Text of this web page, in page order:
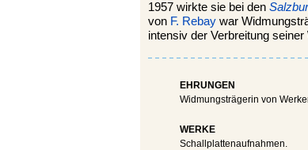
1957 wirkte sie bei den
von F. Rebay war
intensiv der Verbreitung seiner
EHRUNGEN
Widmungsträgerin von
WERKE
Schallplattenaufnahmen.